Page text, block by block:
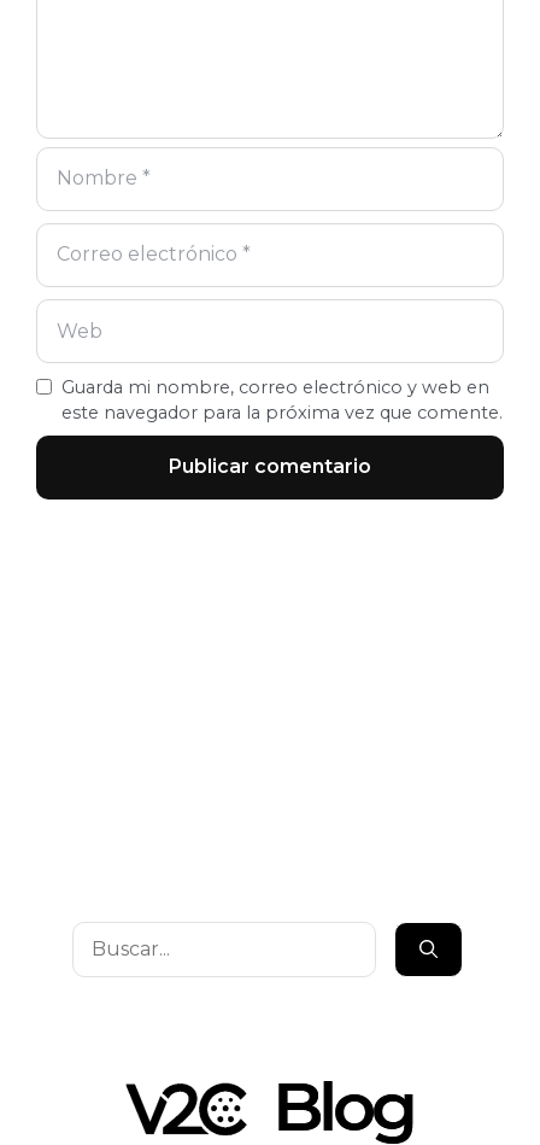
Guarda mi nombre, correo electrónico y web en
este navegador para la próxima vez que comente.
Buscar: